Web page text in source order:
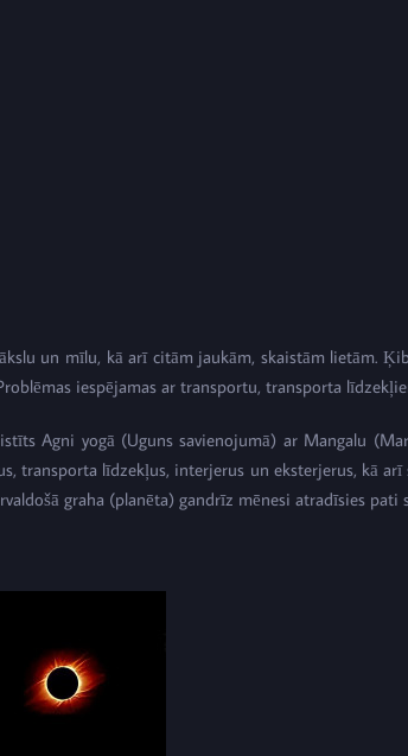
un mīlu, kā arī citām jaukām, skaistām lietām.
iespējamas ar transportu, transporta
Agni yogā (Uguns savienojumā) ar Mangalu
transporta līdzekļus, interjerus un eksterjerus, kā
graha (planēta) gandrīz mēnesi atradīsies pati